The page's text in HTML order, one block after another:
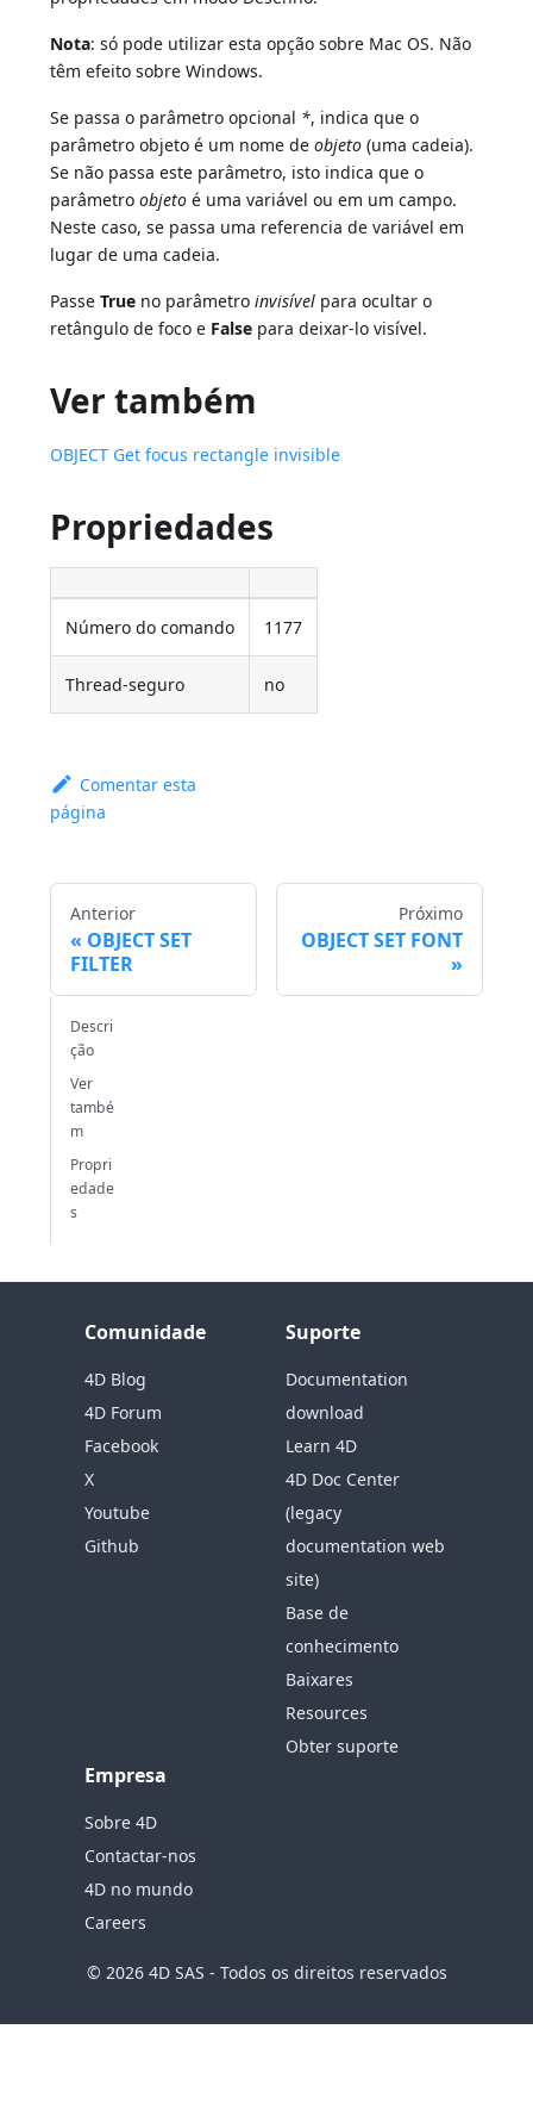
Nota: só pode utilizar esta opção sobre Mac OS. Não
têm efeito sobre Windows.
Se passa o parâmetro opcional *, indica que o
parâmetro objeto é um nome deobjeto (uma cadeia).
Se não passa este parâmetro, isto indica que o
parâmetroobjeto é uma variável ou em um campo.
Neste caso, se passa uma referencia de variável em
lugar de uma cadeia.
PasseTrue no parâmetroinvisível para ocultar o
retângulo de foco e False para deixar-lo visível.
Ver também
OBJECT Get focus rectangle invisible
Propriedades
Número do comando 1177
Thread-seguro no
Comentar esta
página
Anterior
OBJECT SET
FILTER
Próximo
OBJECT SET FONT
Descri
ção
Ver
també
m
Propri
edade
s
Comunidade
4D Blog
4D Forum
Facebook
X
Youtube
Github
Suporte
Documentation
download
Learn 4D
4D Doc Center
(legacy
documentation web
site)
Base de
conhecimento
Baixares
Resources
Obter suporte
Empresa
Sobre 4D
Contactar-nos
4D no mundo
Careers
© 2026 4D SAS - Todos os direitos reservados